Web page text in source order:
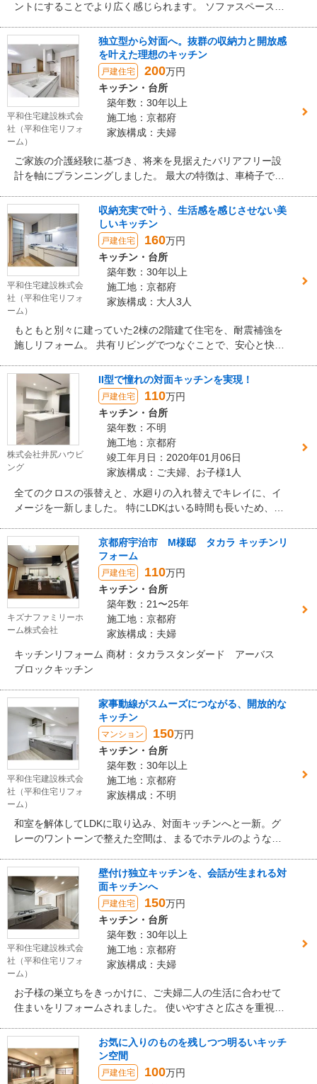
ントにすることでより広く感じられます。 ソファスペースは
込んだ空間にすることで視線がすべて通らず家族の気配を感
じられる空間になりました。
平和住宅建設株式会
社（平和住宅リフォ
ーム）
独立型から対面へ。抜群の収納力と開放感
を叶えた理想のキッチン
戸建住宅 200万円
キッチン・台所
築年数：30年以上
施工地：京都府
家族構成：夫婦
ご家族の介護経験に基づき、将来を見据えたバリアフリー設
計を軸にプランニングしました。 最大の特徴は、車椅子での
して広い開口部の引き戸を採用した点です。あわせて、和室
をLDKと一体化し、可動式のスクリーンウォールを採用した
ことにより、大勢で集まれる広々とした空間を確保。対面キ
ッチンへの変更やパントリー新設により、利便性と収納力も
向上させた、長く安心して暮らせる住まいになりました。
平和住宅建設株式会
社（平和住宅リフォ
ーム）
収納充実で叶う、生活感を感じさせない美
しいキッチン
戸建住宅 160万円
キッチン・台所
築年数：30年以上
施工地：京都府
家族構成：大人3人
もともと別々に建っていた2棟の2階建て住宅を、耐震補強を
施しリフォーム。 共有リビングでつなぐことで、安心と快適
株式会社井尻ハウビ
ング
II型で憧れの対面キッチンを実現！
戸建住宅 110万円
キッチン・台所
築年数：不明
施工地：京都府
竣工年月日：2020年01月06日
家族構成：ご夫婦、お子様1人
全てのクロスの張替えと、水廻りの入れ替えでキレイに、イ
メージを一新しました。 特にLDKはいる時間も長いため、こ
対面になるII型にし、DKには床暖房を入れ快適に暮らしてい
ただける空間に。 同じ空間にお子様が勉強できるワークスペ
ースと、造作の洗面スペースまで詰めこんでいます。
キズナファミリーホ
ーム株式会社
京都府宇治市 M様邸 タカラ キッチンリ
フォーム
戸建住宅 110万円
キッチン・台所
築年数：21〜25年
施工地：京都府
家族構成：夫婦
キッチンリフォーム 商材：タカラスタンダード アーバス
ブロックキッチン
平和住宅建設株式会
社（平和住宅リフォ
ーム）
家事動線がスムーズにつながる、開放的な
キッチン
マンション 150万円
キッチン・台所
築年数：30年以上
施工地：京都府
家族構成：不明
和室を解体してLDKに取り込み、対面キッチンへと一新。グ
レーのワントーンで整えた空間は、まるでホテルのような上
動線をスムーズにし、ロールスクリーンで個室化できる可変
性も持たせました。玄関や水回りの収納・機能性も追求し
た、余白を楽しむ住まいです。
平和住宅建設株式会
社（平和住宅リフォ
ーム）
壁付け独立キッチンを、会話が生まれる対
面キッチンへ
戸建住宅 150万円
キッチン・台所
築年数：30年以上
施工地：京都府
家族構成：夫婦
お子様の巣立ちをきっかけに、ご夫婦二人の生活に合わせて
住まいをリフォームされました。 使いやすさと広さを重視
地に配慮した、ゆとりのある住まいへと生まれ変わりまし
た。
お気に入りのものを残しつつ明るいキッチ
ン空間
戸建住宅 100万円